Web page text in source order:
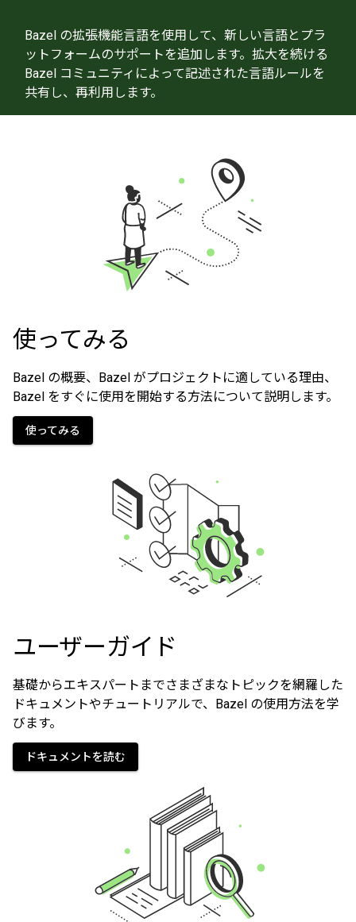
Bazel の拡張機能言語を使用して、新しい言語とプラ
ットフォームのサポートを追加します。拡大を続ける
Bazel コミュニティによって記述された言語ルールを
共有し、再利用します。
使ってみる
Bazel の概要、Bazel がプロジェクトに適している理由、
Bazel をすぐに使用を開始する方法について説明します。
使ってみる
ユーザーガイド
基礎からエキスパートまでさまざまなトピックを網羅した
ドキュメントやチュートリアルで、Bazel の使用方法を学
びます。
ドキュメントを読む